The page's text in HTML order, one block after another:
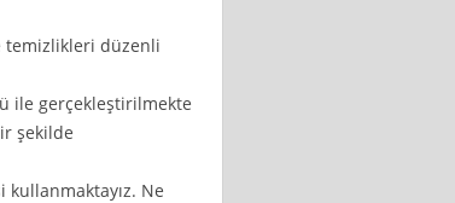
temizlikleri düzenli
ile gerçekleştirilmekte
şekilde
Ne